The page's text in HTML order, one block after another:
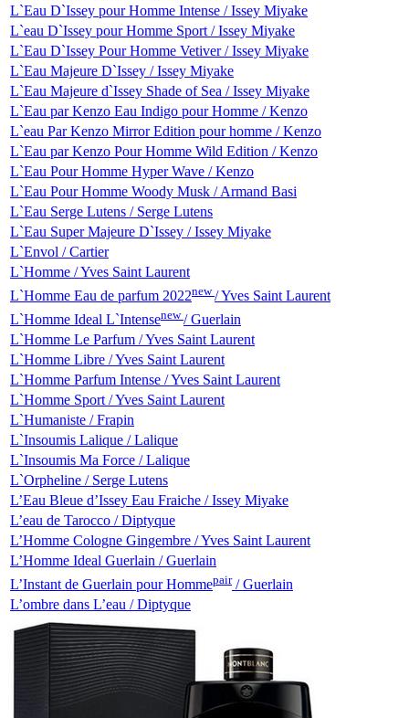
L`Eau D`Issey pour Homme Intense / Issey Miyake
L`eau D`Issey pour Homme Sport / Issey Miyake
L`Eau D`Issey Pour Homme Vetiver / Issey Miyake
L`Eau Majeure D`Issey / Issey Miyake
L`Eau Majeure d`Issey Shade of Sea / Issey Miyake
L`Eau par Kenzo Eau Indigo pour Homme / Kenzo
L`eau Par Kenzo Mirror Edition pour homme / Kenzo
L`Eau par Kenzo Pour Homme Wild Edition / Kenzo
L`Eau Pour Homme Hyper Wave / Kenzo
L`Eau Pour Homme Woody Musk / Armand Basi
L`Eau Serge Lutens / Serge Lutens
L`Eau Super Majeure D`Issey / Issey Miyake
L`Envol / Cartier
L`Homme / Yves Saint Laurent
L`Homme Eau de parfum 2022new/ Yves Saint Laurent
L`Homme Ideal L`Intensenew/ Guerlain
L`Homme Le Parfum / Yves Saint Laurent
L`Homme Libre / Yves Saint Laurent
L`Homme Parfum Intense / Yves Saint Laurent
L`Homme Sport / Yves Saint Laurent
L`Humaniste / Frapin
L`Insoumis Lalique / Lalique
L`Insoumis Ma Force / Lalique
L`Orpheline / Serge Lutens
L’Eau Bleue d’Issey Eau Fraiche / Issey Miyake
L’eau de Tarocco / Diptyque
L’Homme Cologne Gingembre / Yves Saint Laurent
L’Homme Ideal Guerlain / Guerlain
L’Instant de Guerlain pour Hommepair/ Guerlain
L’ombre dans L’eau / Diptyque